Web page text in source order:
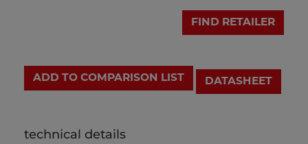
FIND RETAILER
ADD TO COMPARISON LIST DATASHEET
technical details